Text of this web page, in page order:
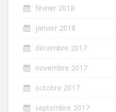
février 2018
janvier 2018
décembre 2017
novembre 2017
octobre 2017
septembre 2017